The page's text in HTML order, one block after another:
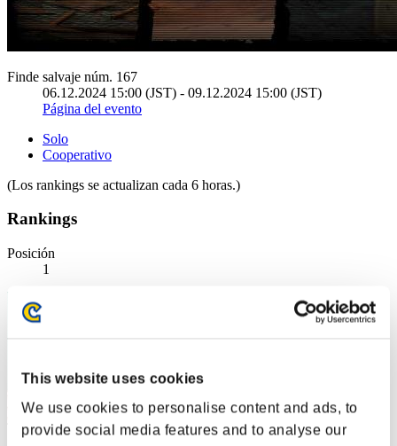
This website uses cookies
We use cookies to personalise content and ads, to
provide social media features and to analyse our
Finde salvaje núm. 167
06.12.2024 15:00 (JST) - 09.12.2024 15:00 (JST)
Página del evento
Solo
Cooperativo
(Los rankings se actualizan cada 6 horas.)
Rankings
Posición
1